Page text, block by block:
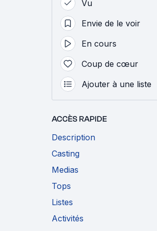
Vu
Envie de le voir
En cours
Coup de cœur
Ajouter à une liste
ACCÈS RAPIDE
Description
Casting
Medias
Tops
Listes
Activités